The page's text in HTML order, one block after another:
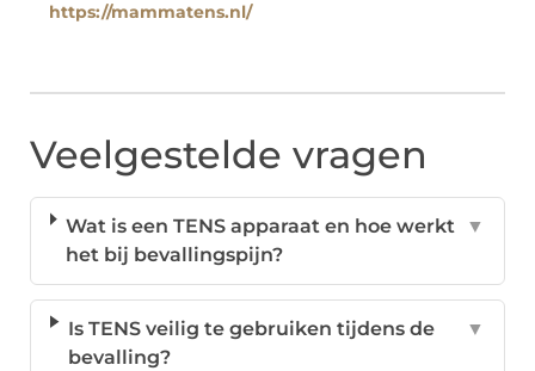
https://mammatens.nl/
Veelgestelde vragen
Wat is een TENS apparaat en hoe werkt
het bij bevallingspijn?
▼
Is TENS veilig te gebruiken tijdens de
bevalling?
▼